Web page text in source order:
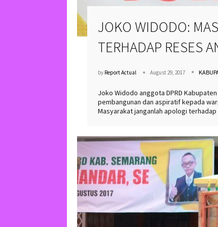
JOKO WIDODO:
TERHADAP RESES
by Report Actual August 29, 2017
Joko Widodo anggota DPRD
pembangunan dan aspiratif kepada
Masyarakat janganlah apologi terhadap